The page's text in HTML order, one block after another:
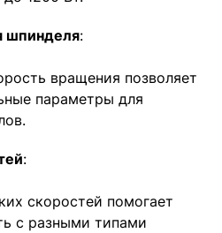
шпинделя:
вращения позволяет
параметры для
:
скоростей помогает
с разными типами